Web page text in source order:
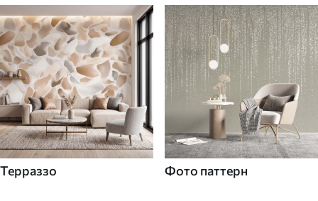
Терраззо Фото паттерн